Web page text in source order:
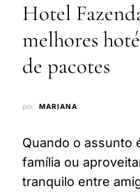
Hotel
melhores
de pacotes
por MARIANA
Quando o assunto
família ou
tranquilo entre